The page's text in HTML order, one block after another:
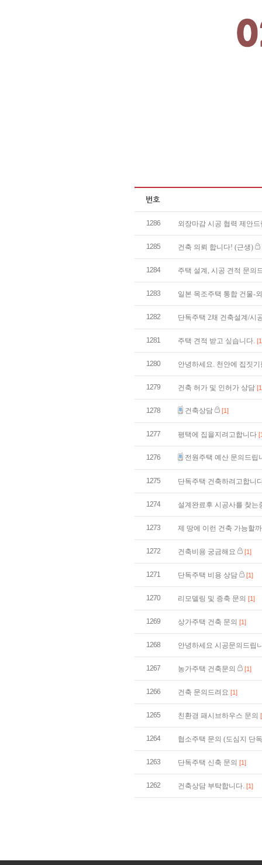
1286 외장마감 시공 협력 제안
1285 건축 의뢰 합니다! (근생)
1284 주택 설계, 시공 견적 문의
1283 일본 목조주택 통합 건물-
1282 단독주택 2채 건축설계/시
1281 주택 견적 받고 싶습니다.
1280 안녕하세요. 천안에 집짓
1279 건축 허가 및 인허가 상담
1278 건축상담 [1]
1277 평택에 집을지려고합니다
1276 전원주택 예산 문의드립
1275 단독주택 건축하려고합니
1274 설계완료후 시공사를 찾는
1273 제 땅에 이런 건축 가능할
1272 건축비용 궁금해요 [1]
1271 단독주택 비용 상담 [1]
1270 리모델링 및 증축 문의 [1]
1269 상가주택 건축 문의 [1]
1268 안녕하세요 시공문의드립
1267 농가주택 건축문의 [1]
1266 건축 문의드려요 [1]
1265 친환경 패시브하우스 문의
1264 협소주택 문의 (도심지 단
1263 단독주택 신축 문의 [1]
1262 건축상담 부탁합니다. [1]